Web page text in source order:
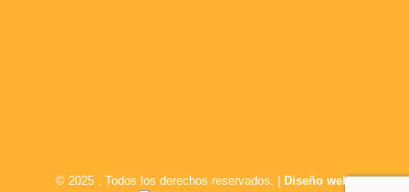
© 2025 . Todos los derechos reservados. | Diseño web: